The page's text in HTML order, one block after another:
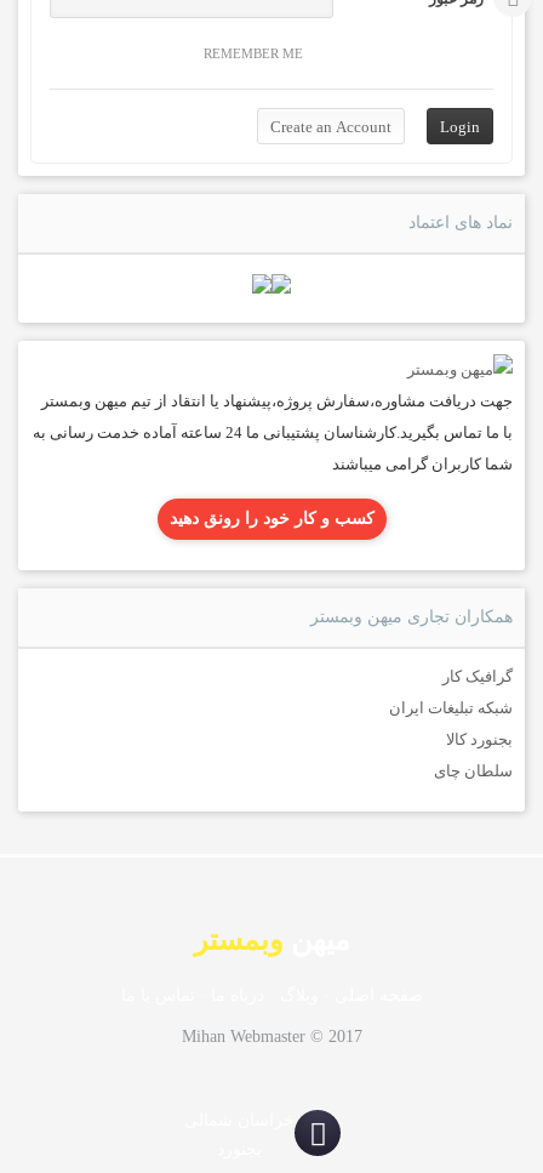
REMEMBER ME
نماد های اعتماد
جهت دریافت مشاوره،سفارش پروژه،پیشنهاد یا انتقاد از تیم میهن وبمستر
با ما تماس بگیرید.کارشناسان پشتیبانی ما 24 ساعته آماده خدمت رسانی به
شما کاربران گرامی میباشند
کسب و کار خود را رونق دهید
همکاران تجاری میهن وبمستر
گرافیک کار
شبکه تبلیغات ایران
بجنورد کالا
سلطان چای
وبمستر
Mihan Webmaster © 2017